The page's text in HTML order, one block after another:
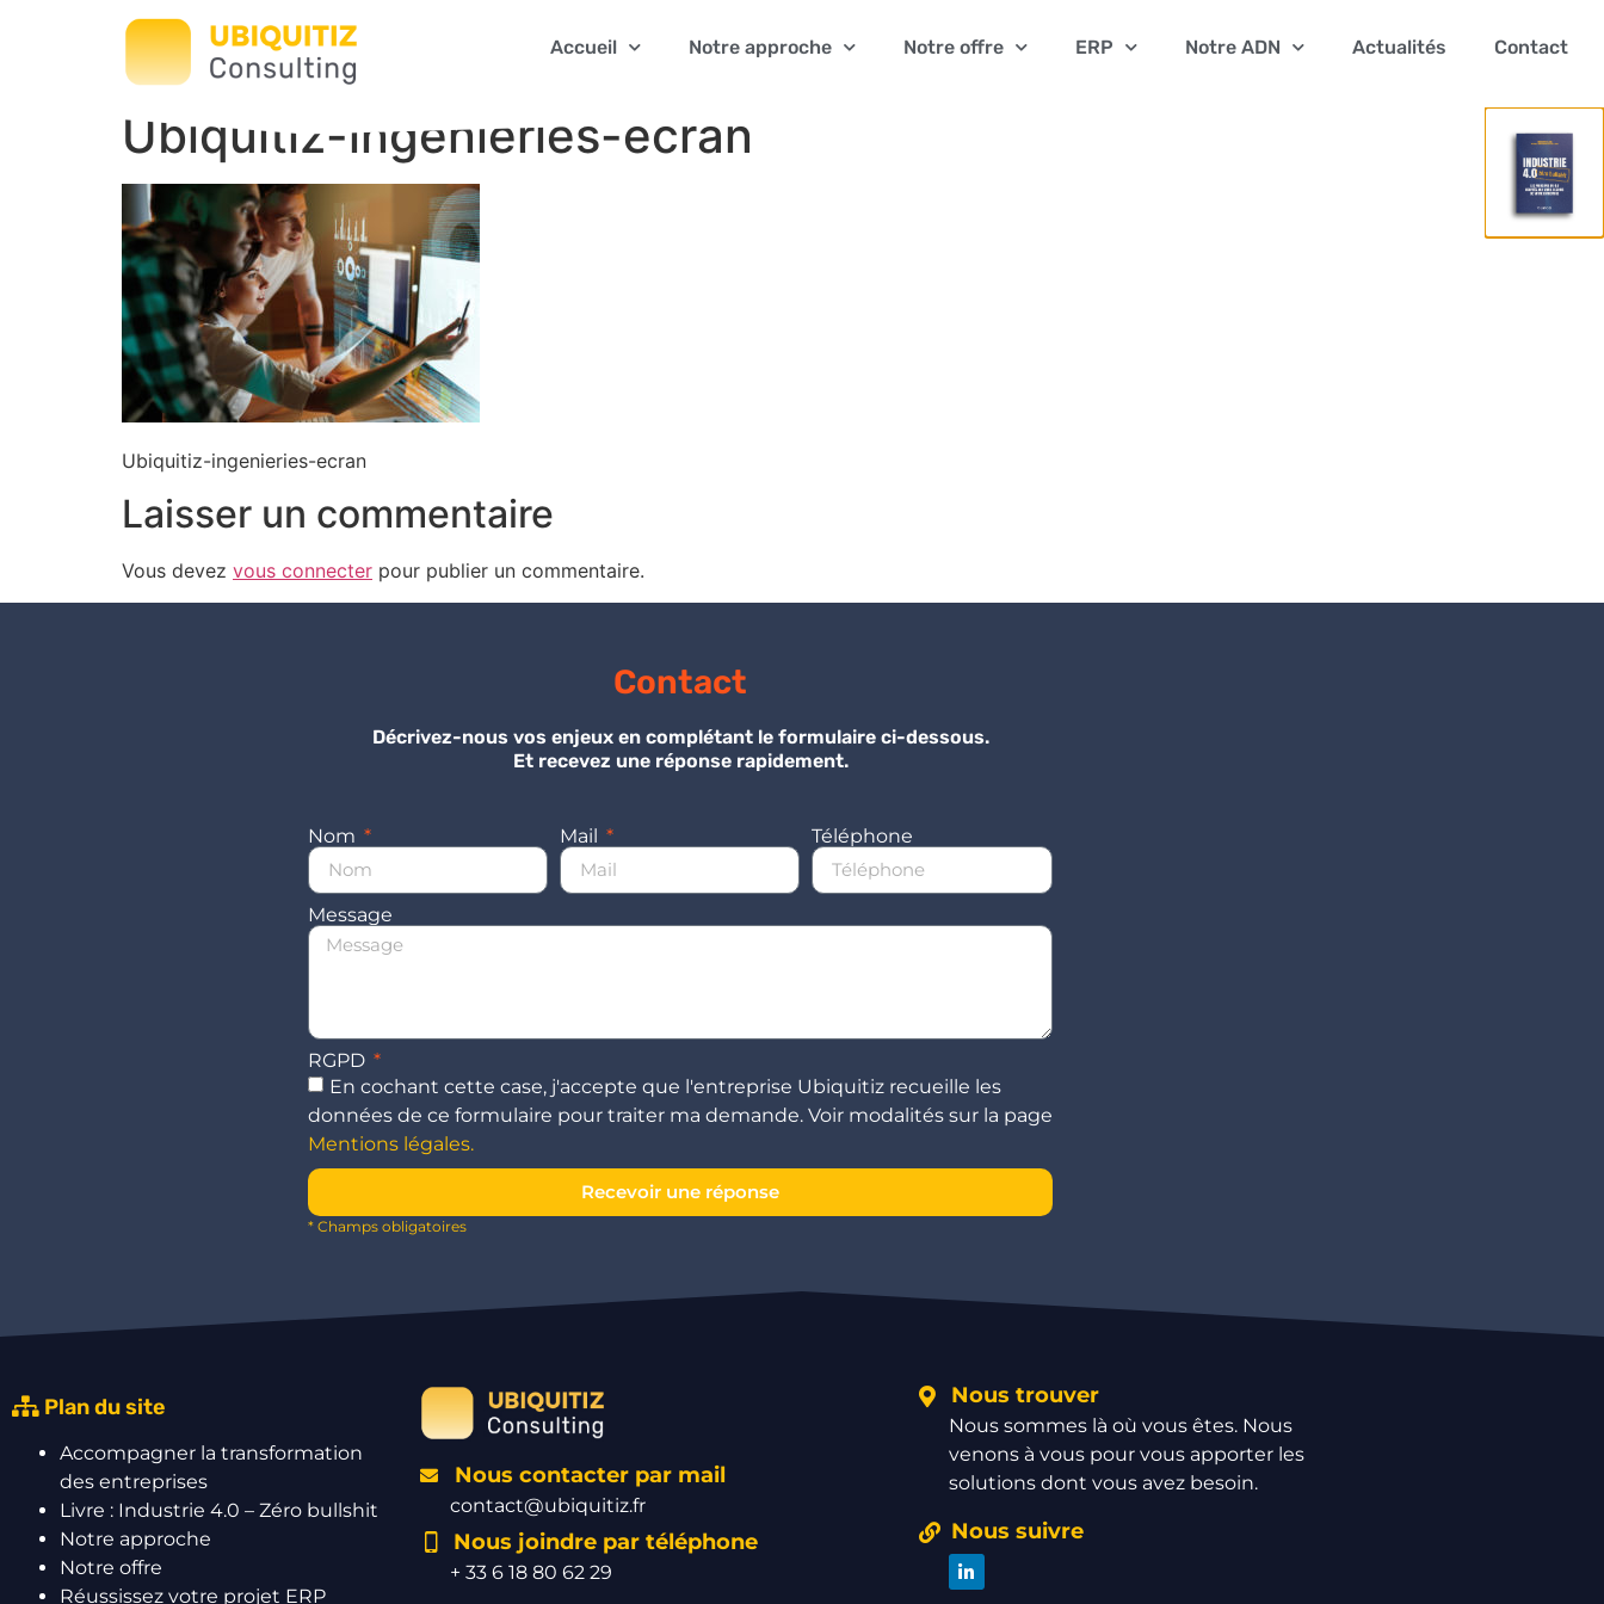
Accueil Notre approche Notre offre ERP Notre ADN Actualités Contact
Ubiquitiz-ingenieries-ecran
Ubiquitiz-ingenieries-ecran
Laisser un commentaire
Vous devez vous connecter pour publier un commentaire.
Contact
Décrivez-nous vos enjeux en complétant le formulaire ci-dessous.
Et recevez une réponse rapidement.
Nom Mail Téléphone
Message
RGPD
En cochant cette case, j'accepte que l'entreprise Ubiquitiz recueille les
données de ce formulaire pour traiter ma demande. Voir modalités sur la page
Mentions légales.
Recevoir une réponse
* Champs obligatoires
Plan du site
Accompagner la transformation
des entreprises
Livre : Industrie 4.0 – Zéro bullshit
Notre approche
Notre offre
Réussissez votre projet ERP
Nous contacter par mail
contact@ubiquitiz.fr
Nous joindre par téléphone
+ 33 6 18 80 62 29
Nous trouver
Nous sommes là où vous êtes. Nous
venons à vous pour vous apporter les
solutions dont vous avez besoin.
Nous suivre